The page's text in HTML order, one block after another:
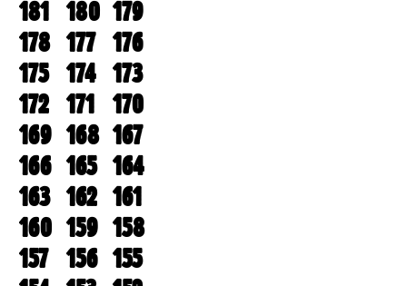
181 180 179
178 177 176
175 174 173
172 171 170
169 168 167
166 165 164
163 162 161
160 159 158
157 156 155